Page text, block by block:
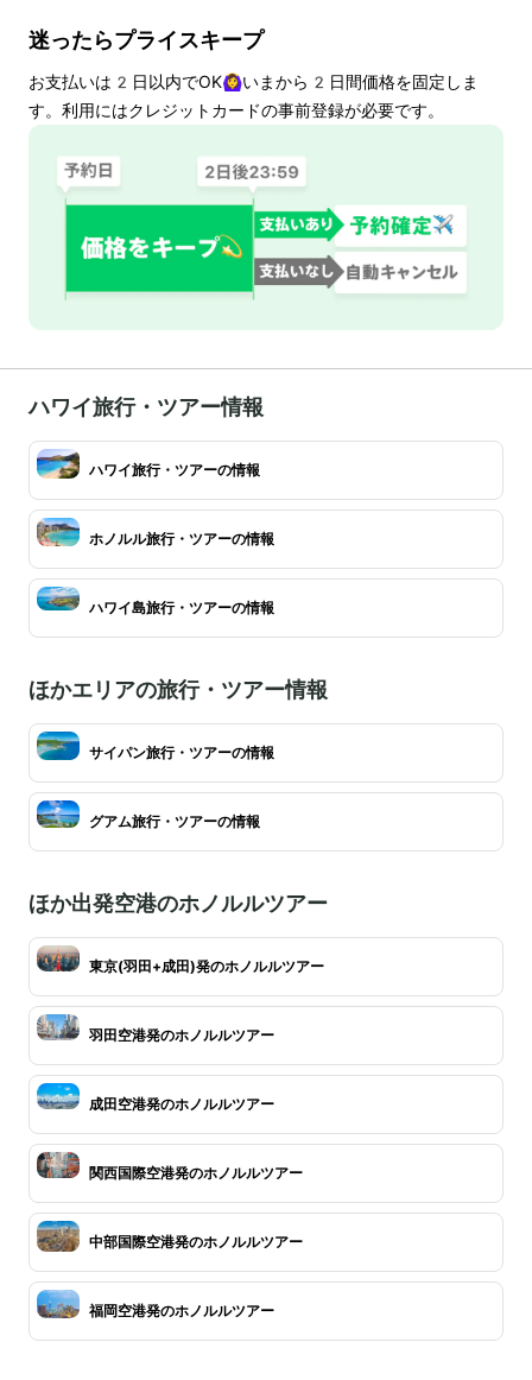
迷ったらプライスキープ
お支払いは 2 日以内でOK🙆‍♀️いまから 2 日間価格を固定しま
す。利用にはクレジットカードの事前登録が必要です。
ハワイ旅行・ツアー情報
ハワイ旅行・ツアーの情報
ホノルル旅行・ツアーの情報
ハワイ島旅行・ツアーの情報
ほかエリアの旅行・ツアー情報
サイパン旅行・ツアーの情報
グアム旅行・ツアーの情報
ほか出発空港のホノルルツアー
東京(羽田+成田)発のホノルルツアー
羽田空港発のホノルルツアー
成田空港発のホノルルツアー
関西国際空港発のホノルルツアー
中部国際空港発のホノルルツアー
福岡空港発のホノルルツアー